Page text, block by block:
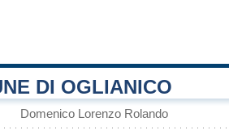
DI OGLIANICO
Domenico Lorenzo Rolando